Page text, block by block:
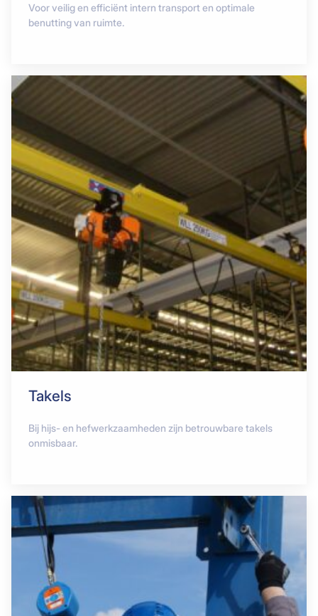
Voor veilig en efficiënt intern transport en optimale
benutting van ruimte.
Takels
Bij hijs- en hefwerkzaamheden zijn betrouwbare takels
onmisbaar.